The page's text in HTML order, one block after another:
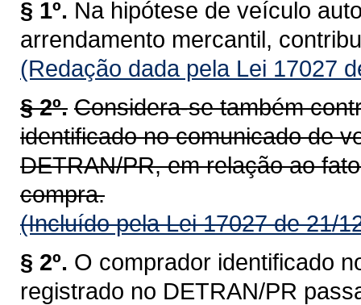
§ 1º. Na hipótese de veículo
arrendamento mercantil,
(Redação dada pela Lei 17027
§ 2º. Considera-se também
identificado no comunicado de
DETRAN/PR, em relação ao
compra.
(Incluído pela Lei 17027 de 21/
§ 2º. O comprador identificado
registrado no DETRAN/PR